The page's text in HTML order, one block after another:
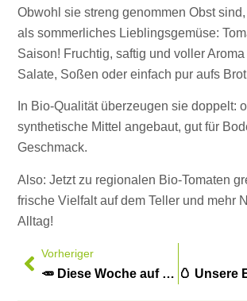
Obwohl sie streng genommen Obst
als sommerliches Lieblingsgemüse:
Saison! Fruchtig, saftig und voller
Salate, Soßen oder einfach pur aufs
In Bio-Qualität überzeugen sie doppelt:
synthetische Mittel angebaut, gut für
Geschmack.
Also: Jetzt zu regionalen Bio-Tomaten
frische Vielfalt auf dem Teller und mehr
Alltag!
Vorheriger
🥕 Diese Woche auf dem Teller bei leckerbiss